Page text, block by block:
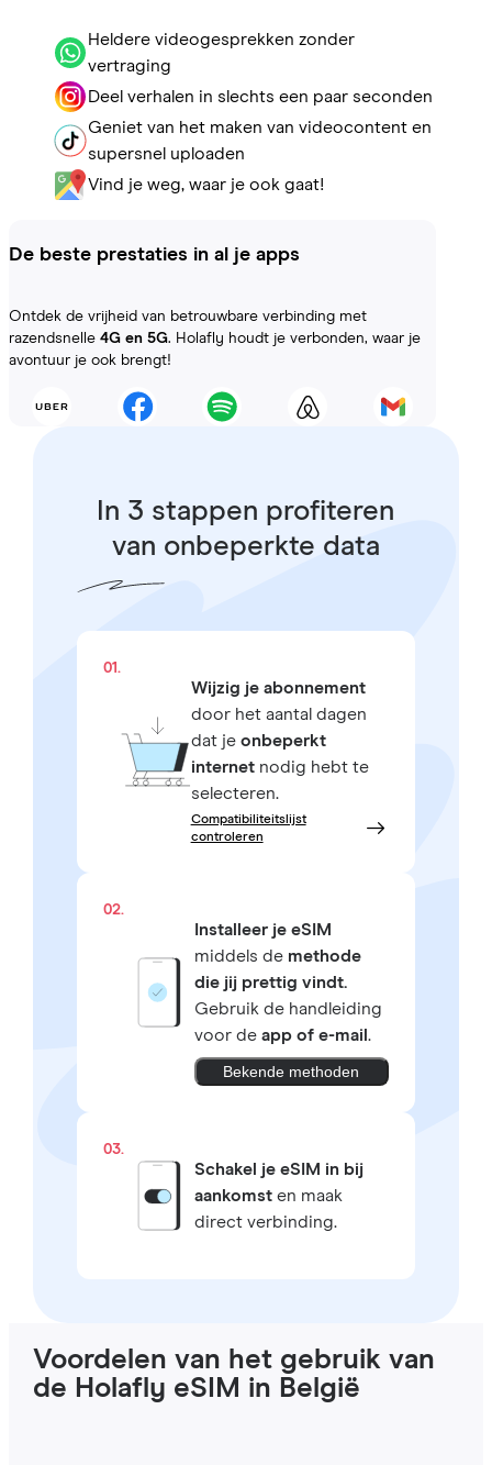
Heldere videogesprekken zonder
vertraging
Deel verhalen in slechts een paar seconden
Geniet van het maken van videocontent en
supersnel uploaden
Vind je weg, waar je ook gaat!
De beste prestaties in al je apps
Ontdek de vrijheid van betrouwbare verbinding met
razendsnelle 4G en 5G. Holafly houdt je verbonden, waar je
avontuur je ook brengt!
In 3 stappen profiteren
van onbeperkte data
01.
Wijzig je abonnement
door het aantal dagen
dat je onbeperkt
internetnodig hebt te
selecteren.
Compatibiliteitslijst
controleren
02.
Installeer je eSIM
middels de methode
die jij prettig vindt.
Gebruik de handleiding
voor de app of e-mail .
Bekende methoden
03.
Schakel je eSIM in bij
aankomsten maak
direct verbinding.
Voordelen van het gebruik van
de Holafly eSIM in België